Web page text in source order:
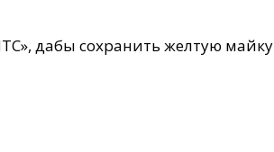
дабы сохранить желтую майку